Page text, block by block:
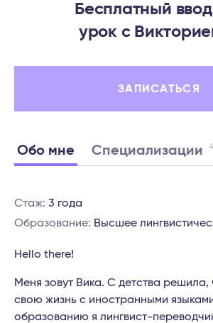
Бесплатный
урок c
ЗАПИСАТЬСЯ
Обо мне Специализации
Стаж: 3 года
Образование: Высшее
Hello there!
Меня зовут Вика. С детства решила,
свою жизнь с иностранными
образованию я лингвист-